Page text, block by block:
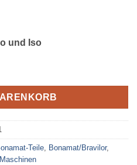
und Iso
Iso Menge
Teile, Bonamat/Bravilor,